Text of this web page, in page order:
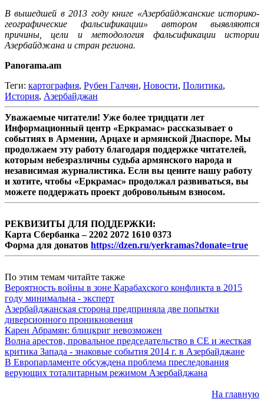
В вышедшей в 2013 году книге «Азербайджанские историко-
географические фальсификации» автором выявляются
причины, цели и методология фальсификации истории
Азербайджана и стран региона.
Panorama.am
Теги: картография, Рубен Галчян, Новости, Политика,
История, Азербайджан
Уважаемые читатели! Уже более тридцати лет
Информационный центр «Еркрамас» рассказывает о
событиях в Армении, Арцахе и армянской Диаспоре. Мы
продолжаем эту работу благодаря поддержке читателей,
которым небезразличны судьба армянского народа и
независимая журналистика. Если вы цените нашу работу
и хотите, чтобы «Еркрамас» продолжал развиваться, вы
можете поддержать проект добровольным взносом.
РЕКВИЗИТЫ ДЛЯ ПОДДЕРЖКИ:
Карта Сбербанка – 2202 2072 1610 0373
Форма для донатов https://dzen.ru/yerkramas?donate=true
По этим темам читайте также
Вероятность войны в зоне Карабахского конфликта в 2015
году минимальна - эксперт
Азербайджанская сторона предприняла две попытки
диверсионного проникновения
Карен Абрамян: блицкриг невозможен
Волна арестов, провальное председательство в СЕ и жесткая
критика Запада - знаковые события 2014 г. в Азербайджане
В Европарламенте обсуждена проблема преследования
верующих тоталитарным режимом Азербайджана
На главную